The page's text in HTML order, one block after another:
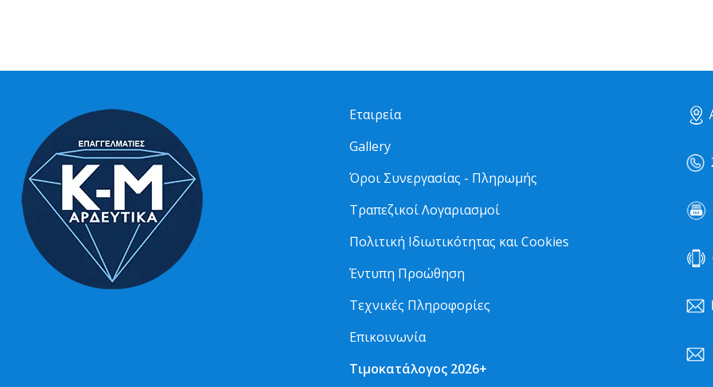
Εταιρεία
Gallery
Όροι Συνεργασίας - Πληρωμής
Τραπεζικοί Λογαριασμοί
Πολιτική Ιδιωτικότητας και Cookies
Έντυπη Προώθηση
Τεχνικές Πληροφορίες
Επικοινωνία
Τιμοκατάλογος 2026+